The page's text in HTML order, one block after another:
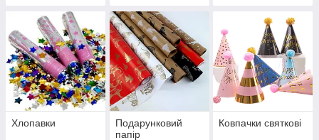
Хлопавки
Подарунковий
папір
Ковпачки святкові